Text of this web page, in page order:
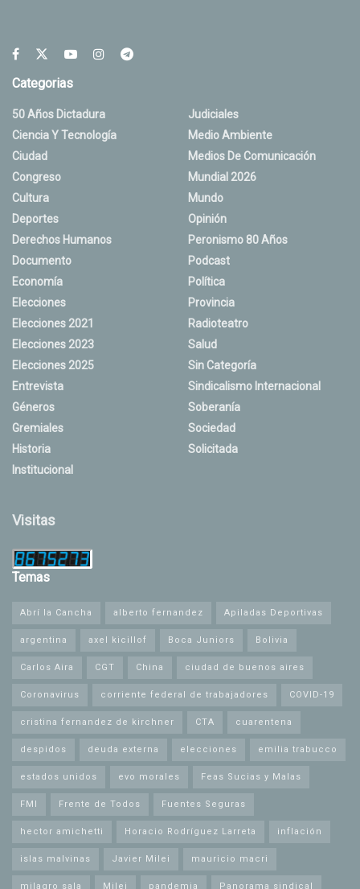
Categorias
50 Años Dictadura
Ciencia Y Tecnología
Ciudad
Congreso
Cultura
Deportes
Derechos Humanos
Documento
Economía
Elecciones
Elecciones 2021
Elecciones 2023
Elecciones 2025
Entrevista
Géneros
Gremiales
Historia
Institucional
Judiciales
Medio Ambiente
Medios De Comunicación
Mundial 2026
Mundo
Opinión
Peronismo 80 Años
Podcast
Política
Provincia
Radioteatro
Salud
Sin Categoría
Sindicalismo Internacional
Soberanía
Sociedad
Solicitada
Visitas
Temas
Abrí la Cancha alberto fernandez Apiladas Deportivas
argentina axel kicillof Boca Juniors Bolivia
Carlos Aira CGT China ciudad de buenos aires
Coronavirus corriente federal de trabajadores COVID-19
cristina fernandez de kirchner CTA cuarentena
despidos deuda externa elecciones emilia trabucco
estados unidos evo morales Feas Sucias y Malas
FMI Frente de Todos Fuentes Seguras
hector amichetti Horacio Rodríguez Larreta inflación
islas malvinas Javier Milei mauricio macri
milagro sala Milei pandemia Panorama sindical